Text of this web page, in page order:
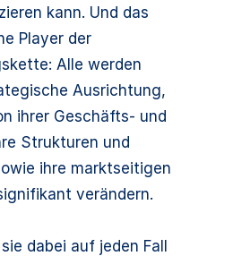
kann. Und das
Player der
Alle werden
Ausrichtung,
ihrer Geschäfts- und
Strukturen und
ihre marktseitigen
verändern.
dabei auf jeden Fall